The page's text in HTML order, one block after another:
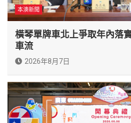
本澳新聞
橫琴單牌車北上爭取年內落
車流
2026年8月7日